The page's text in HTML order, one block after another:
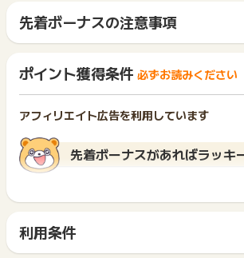
先着ボーナスの注意事項
マイページ内の獲得予定ポイントには、
さい。
ご利用報酬ポイントについては、会員ラ
員ランク特典の対象となります。
ボーナス報酬については、会員ランクア
ク特典の対象外となります。
ポイント獲得条件 必ずお読みください
アフィリエイト広告を利用しています
先着ボーナスがあればラッキ
※ボーナス実施中の場合、ボーナス報酬と残
※ボーナスポイント分は友達紹介・キャンペ
外です※
利用条件